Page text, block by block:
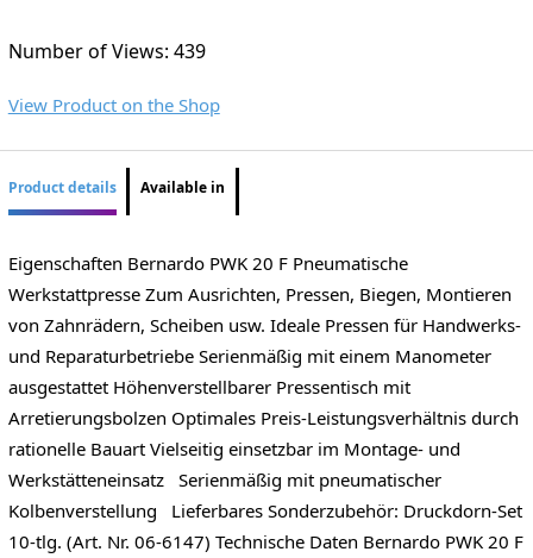
Number of Views: 439
View Product on the Shop
Product details Available in
Eigenschaften Bernardo PWK 20 F Pneumatische
Werkstattpresse Zum Ausrichten, Pressen, Biegen, Montieren
von Zahnrädern, Scheiben usw. Ideale Pressen für Handwerks-
und Reparaturbetriebe Serienmäßig mit einem Manometer
ausgestattet Höhenverstellbarer Pressentisch mit
Arretierungsbolzen Optimales Preis-Leistungsverhältnis durch
rationelle Bauart Vielseitig einsetzbar im Montage- und
Werkstätteneinsatz Serienmäßig mit pneumatischer
Kolbenverstellung Lieferbares Sonderzubehör: Druckdorn-Set
10-tlg. (Art. Nr. 06-6147) Technische Daten Bernardo PWK 20 F